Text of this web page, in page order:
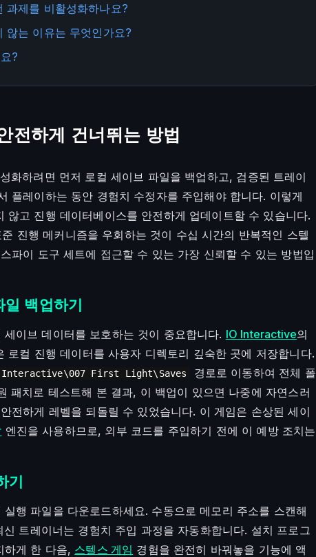
제를 비활성화하나요?
는 이유는 무엇인가요?
?
전하게 건너뛰는 방법
화하려면 먼저 로컬 세이브 파일을 백업하고, 검증된 트레이
플레이하는 동안 경험치 수정자를 주입해야 합니다. 이렇게
않고 진행 데이터베이스를 안전하게 업데이트할 수 있습니다.
진행 메커니즘을 우회하는 것이 수십 시간의 반복적인 스텔
파이 도구 세트에 접근할 수 있는 가장 신뢰할 수 있는 방법입
백업하기
이브 데이터를 보호하는 것이 중요합니다. IO Interactive의
로컬 진행 데이터를 사용자 디렉토리 깊숙한 곳에 저장합니다.
Interactive\007 First Light\Saves
경로로 이동하여 전체 폴
패치로 테스트해 본 결과, 이 백업이 있으면 나중에 자연스러
전하게 레벨을 되돌릴 수 있었습니다. 이 게임은 손상된 세이
엔진을 사용하므로, 외부 코드를 주입하기 전에 이 예방 조치는
행 파일을 다운로드하세요. 수동으로 메모리 주소를 스캔해
트레이너는 경험치 주입 과정을 자동화합니다. 설치 프로그
하게 한 다음, 스텔스 게임 경험을 완전히 바꿔놓을 기능에 액